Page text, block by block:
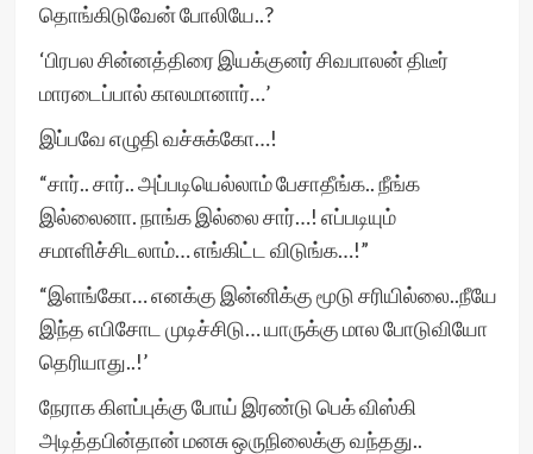
தொங்கிடுவேன் போலியே..?
‘பிரபல சின்னத்திரை இயக்குனர் சிவபாலன் திடீர்
மாரடைப்பால் காலமானார்…’
இப்பவே எழுதி வச்சுக்கோ…!
“சார்.. சார்.. அப்படியெல்லாம் பேசாதீங்க.. நீங்க
இல்லைனா. நாங்க இல்லை சார்…! எப்படியும்
சமாளிச்சிடலாம்… எங்கிட்ட விடுங்க…!”
“இளங்கோ… எனக்கு இன்னிக்கு மூடு சரியில்லை..நீயே
இந்த எபிசோட முடிச்சிடு… யாருக்கு மால போடுவியோ
தெரியாது..!’
நேராக கிளப்புக்கு போய் இரண்டு பெக் விஸ்கி
அடித்தபின்தான் மனசு ஒருநிலைக்கு வந்தது..